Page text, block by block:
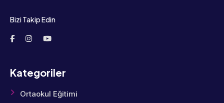
Bizi Takip Edin
Kategoriler
Ortaokul Eğitimi